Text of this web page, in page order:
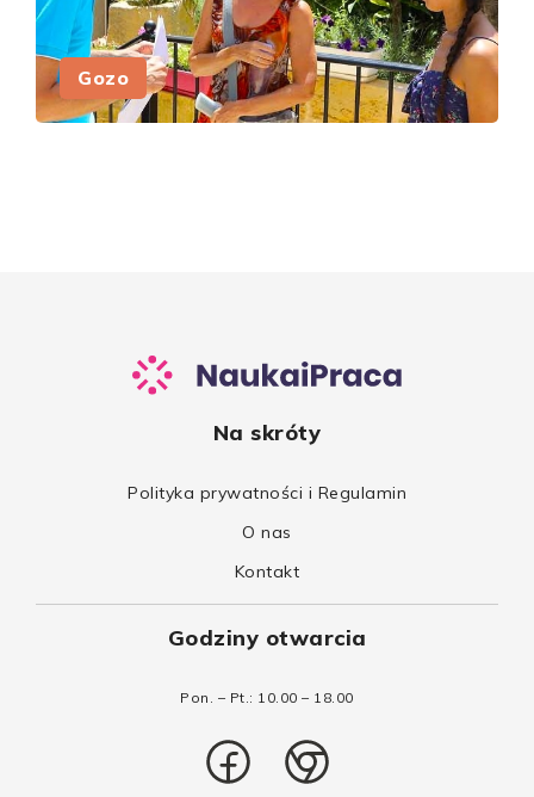
Gozo
Na skróty
Polityka prywatności i Regulamin
O nas
Kontakt
Godziny otwarcia
Pon. – Pt.: 10.00 – 18.00